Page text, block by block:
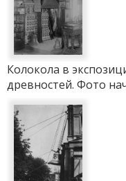
Колокола в
древностей. Фото